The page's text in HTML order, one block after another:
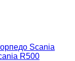
Scania
R500